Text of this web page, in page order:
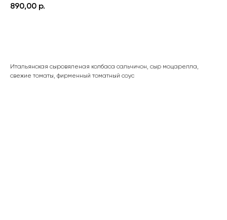
890,00 р.
Итальянская сыровяленая колбаса сальчичон, сыр моцарелла,
свежие томаты, фирменный томатный соус